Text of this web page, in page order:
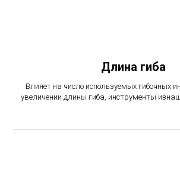
Длина гиба
Влияет на число используемых гибочных
увеличении длины гиба, инструменты